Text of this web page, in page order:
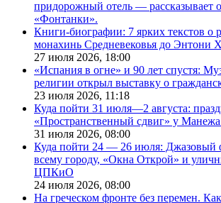
придорожный отель — рассказывает
«Фонтанки».
Книги-биографии: 7 ярких текстов о
монахинь Средневековья до Энтони
27 июля 2026, 18:00
«Испания в огне» и 90 лет спустя:
религии открыл выставку о
23 июля 2026, 11:18
Куда пойти 31 июля—2 августа:
«Пространственный сдвиг» у
31 июля 2026, 08:00
Куда пойти 24 — 26 июля: Джазовый
всему городу, «Окна Открой» и
ЦПКиО
24 июля 2026, 08:00
На греческом фронте без перемен.